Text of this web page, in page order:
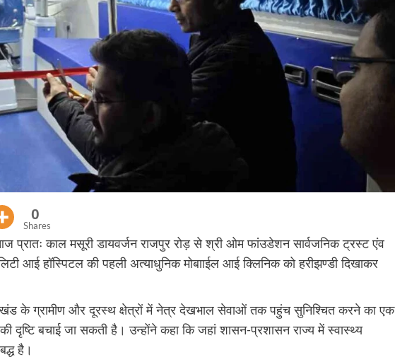
0
Shares
प्रातः काल मसूरी डायवर्जन राजपुर रोड़ से श्री ओम फांउडेशन सार्वजनिक ट्रस्ट एंव
आई हॉस्पिटल की पहली अत्याधुनिक मोबााईल आई क्लिनिक को हरीझण्डी दिखाकर
के ग्रामीण और दूरस्थ क्षेत्रों में नेत्र देखभाल सेवाओं तक पहुंच सुनिश्चित करने का एक
दृष्टि बचाई जा सकती है। उन्होंने कहा कि जहां शासन-प्रशासन राज्य में स्वास्थ्य
है।